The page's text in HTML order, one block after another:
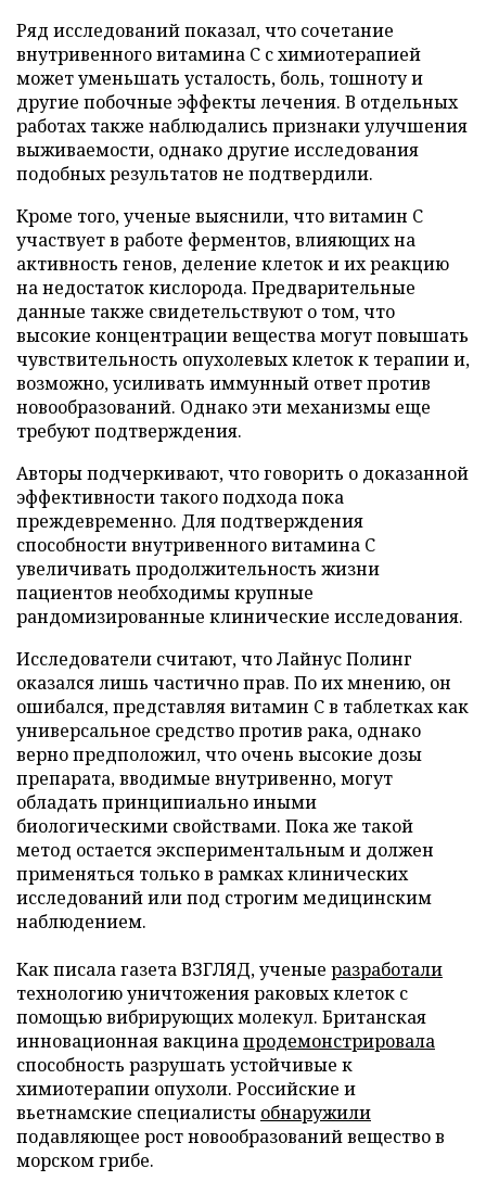
Ряд исследований показал, что сочетание
внутривенного витамина C с химиотерапией
может уменьшать усталость, боль, тошноту и
другие побочные эффекты лечения. В отдельных
работах также наблюдались признаки улучшения
выживаемости, однако другие исследования
подобных результатов не подтвердили.
Кроме того, ученые выяснили, что витамин C
участвует в работе ферментов, влияющих на
активность генов, деление клеток и их реакцию
на недостаток кислорода. Предварительные
данные также свидетельствуют о том, что
высокие концентрации вещества могут повышать
чувствительность опухолевых клеток к терапии и,
возможно, усиливать иммунный ответ против
новообразований. Однако эти механизмы еще
требуют подтверждения.
Авторы подчеркивают, что говорить о доказанной
эффективности такого подхода пока
преждевременно. Для подтверждения
способности внутривенного витамина C
увеличивать продолжительность жизни
пациентов необходимы крупные
рандомизированные клинические исследования.
Исследователи считают, что Лайнус Полинг
оказался лишь частично прав. По их мнению, он
ошибался, представляя витамин C в таблетках как
универсальное средство против рака, однако
верно предположил, что очень высокие дозы
препарата, вводимые внутривенно, могут
обладать принципиально иными
биологическими свойствами. Пока же такой
метод остается экспериментальным и должен
применяться только в рамках клинических
исследований или под строгим медицинским
наблюдением.
Как писала газета ВЗГЛЯД, ученые разработали
технологию уничтожения раковых клеток с
помощью вибрирующих молекул. Британская
инновационная вакцинапродемонстрировала
способность разрушать устойчивые к
химиотерапии опухоли. Российские и
вьетнамские специалисты обнаружили
подавляющее рост новообразований вещество в
морском грибе.